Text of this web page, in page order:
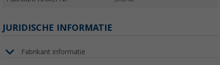
JURIDISCHE INFORMATIE
Fabrikant informatie